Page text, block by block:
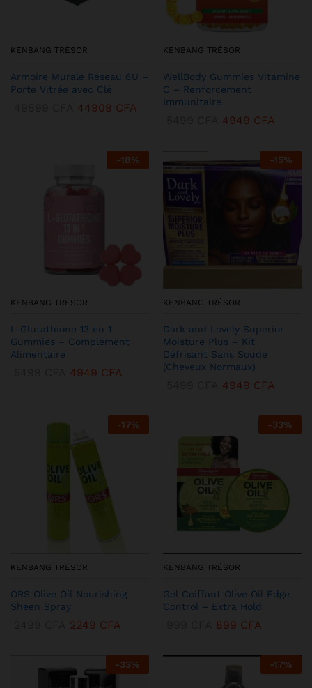
KENBANG TRÉSOR
Armoire Murale Réseau 6U –
Porte Vitrée avec Clé
44909 CFA
KENBANG TRÉSOR
WellBody Gummies Vitamine
C – Renforcement
Immunitaire
4949 CFA
-18%
KENBANG TRÉSOR
L-Glutathione 13 en 1
Gummies – Complément
Alimentaire
4949 CFA
-15%
KENBANG TRÉSOR
Dark and Lovely Superior
Moisture Plus – Kit
Défrisant Sans Soude
(Cheveux Normaux)
4949 CFA
-17%
KENBANG TRÉSOR
ORS Olive Oil Nourishing
Sheen Spray
2249 CFA
-33%
KENBANG TRÉSOR
Gel Coiffant Olive Oil Edge
Control – Extra Hold
899 CFA
-33% -17%